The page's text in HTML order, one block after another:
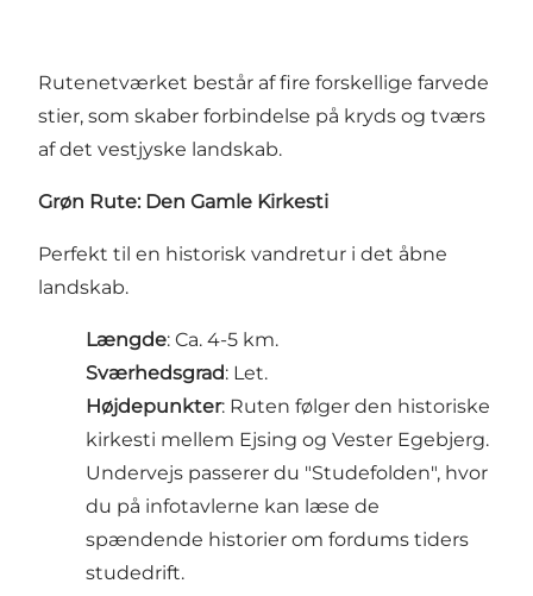
Rutenetværket består af fire forskellige farvede
stier, som skaber forbindelse på kryds og tværs
af det vestjyske landskab.
Grøn Rute: Den Gamle Kirkesti
Perfekt til en historisk vandretur i det åbne
landskab.
Længde: Ca. 4-5 km.
Sværhedsgrad: Let.
Højdepunkter: Ruten følger den historiske
kirkesti mellem Ejsing og Vester Egebjerg.
Undervejs passerer du "Studefolden", hvor
du på infotavlerne kan læse de
spændende historier om fordums tiders
studedrift.